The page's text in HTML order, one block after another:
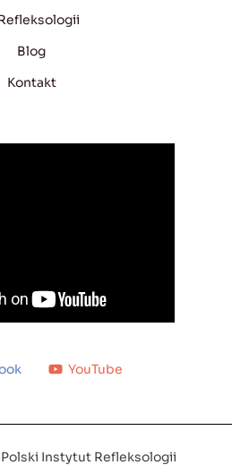
Blog
Kontakt
YouTube
Instytut Refleksologii